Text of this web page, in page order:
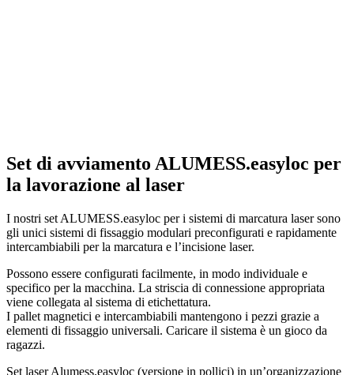
Set di avviamento ALUMESS.easyloc per
la lavorazione al laser
I nostri set ALUMESS.easyloc per i sistemi di marcatura laser sono
gli unici sistemi di fissaggio modulari preconfigurati e rapidamente
intercambiabili per la marcatura e l’incisione laser.
Possono essere configurati facilmente, in modo individuale e
specifico per la macchina. La striscia di connessione appropriata
viene collegata al sistema di etichettatura.
I pallet magnetici e intercambiabili mantengono i pezzi grazie a
elementi di fissaggio universali. Caricare il sistema è un gioco da
ragazzi.
Set laser Alumess.easyloc (versione in pollici) in un’organizzazione